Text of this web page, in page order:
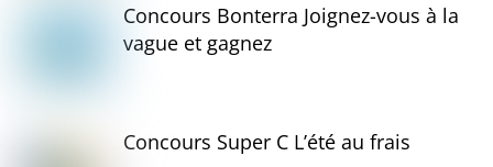
Concours Bonterra Joignez-vous à la
vague et gagnez
Concours Super C L’été au frais